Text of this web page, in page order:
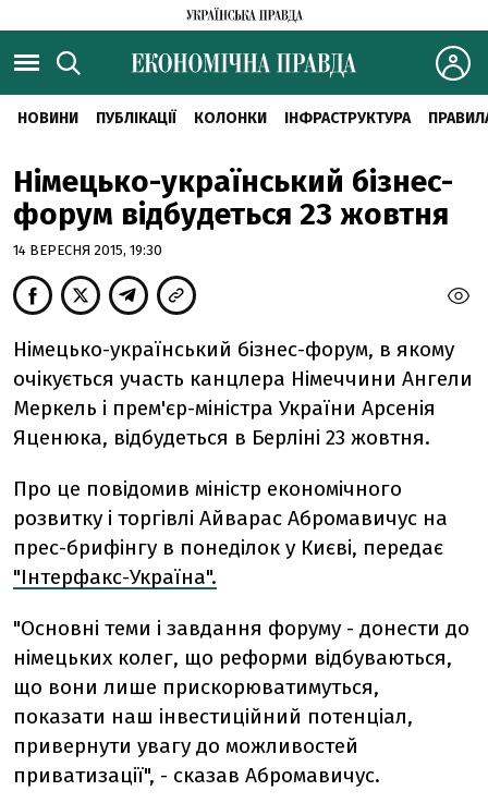
НОВИНИ ПУБЛІКАЦІЇ КОЛОНКИ ІНФРАСТРУКТУРА
Німецько-український бізнес-
форум відбудеться 23 жовтня
14 ВЕРЕСНЯ 2015, 19:30
Німецько-український бізнес-форум, в якому
очікується участь канцлера Німеччини Ангели
Меркель і прем'єр-міністра України Арсенія
Яценюка, відбудеться в Берліні 23 жовтня.
Про це повідомив міністр економічного
розвитку і торгівлі Айварас Абромавичус на
прес-брифінгу в понеділок у Києві, передає
"Інтерфакс-Україна".
"Основні теми і завдання форуму - донести до
німецьких колег, що реформи відбуваються,
що вони лише прискорюватимуться,
показати наш інвестиційний потенціал,
привернути увагу до можливостей
приватизації", - сказав Абромавичус.